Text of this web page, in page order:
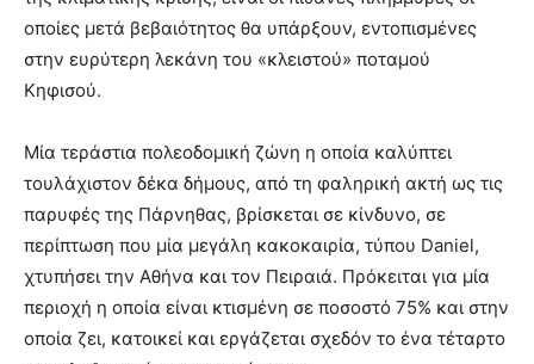
οποίες μετά βεβαιότητος θα υπάρξουν, εντοπισμένες
στην ευρύτερη λεκάνη του «κλειστού» ποταμού
Κηφισού.
Μία τεράστια πολεοδομική ζώνη η οποία καλύπτει
τουλάχιστον δέκα δήμους, από τη φαληρική ακτή ως τις
παρυφές της Πάρνηθας, βρίσκεται σε κίνδυνο, σε
περίπτωση που μία μεγάλη κακοκαιρία, τύπου Daniel,
χτυπήσει την Αθήνα και τον Πειραιά. Πρόκειται για μία
περιοχή η οποία είναι κτισμένη σε ποσοστό 75% και στην
οποία ζει, κατοικεί και εργάζεται σχεδόν το ένα τέταρτο